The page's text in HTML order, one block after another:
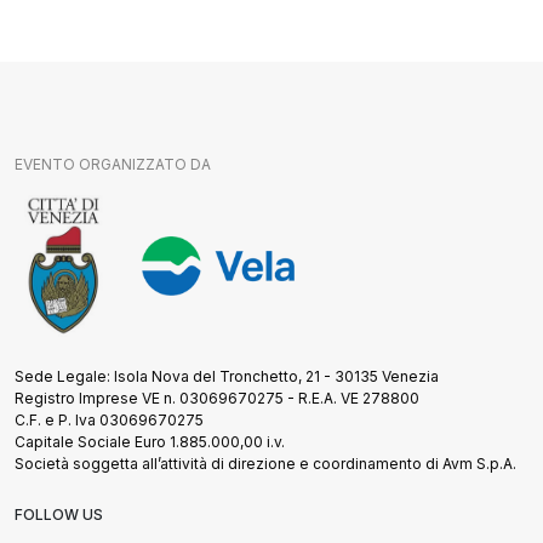
EVENTO ORGANIZZATO DA
Sede Legale: Isola Nova del Tronchetto, 21 - 30135 Venezia
Registro Imprese VE n. 03069670275 - R.E.A. VE 278800
C.F. e P. Iva 03069670275
Capitale Sociale Euro 1.885.000,00 i.v.
Società soggetta all’attività di direzione e coordinamento di Avm S.p.A.
FOLLOW US